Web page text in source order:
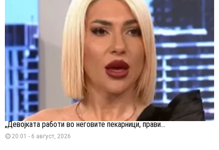
„Девојката работи во неговите пекарници, прави...
20:01 - 6 август, 2026